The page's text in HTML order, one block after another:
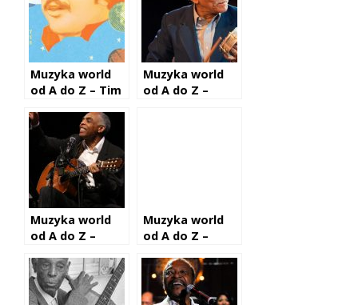
Muzyka world
od A do Z – Tim
Muzyka world
od A do Z –
Muzyka world
od A do Z –
Muzyka world
od A do Z –